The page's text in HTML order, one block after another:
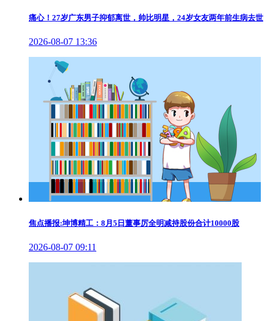
痛心！27岁广东男子抑郁离世，帅比明星，24岁女友两年前生病去世
2026-08-07 13:36
焦点播报:坤博精工：8月5日董事厉全明减持股份合计10000股
2026-08-07 09:11